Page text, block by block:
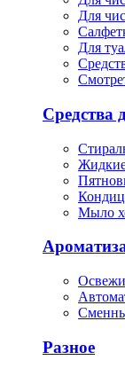
Для
Для
Средства
Жидкие
Мыло
Разное